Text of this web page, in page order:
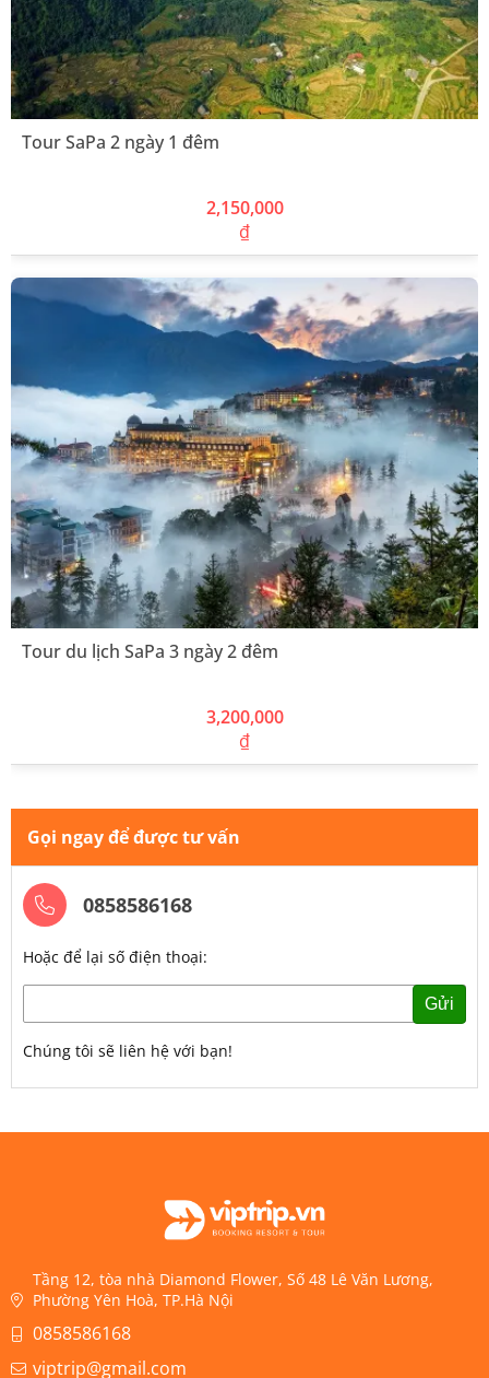
Tour SaPa 2 ngày 1 đêm
2,150,000
₫
Tour du lịch SaPa 3 ngày 2 đêm
3,200,000
₫
Gọi ngay để được tư vấn
0858586168
Hoặc để lại số điện thoại:
Gửi
Chúng tôi sẽ liên hệ với bạn!
Tầng 12, tòa nhà Diamond Flower, Số 48 Lê Văn Lương,
Phường Yên Hoà, TP.Hà Nội
0858586168
viptrip@gmail.com